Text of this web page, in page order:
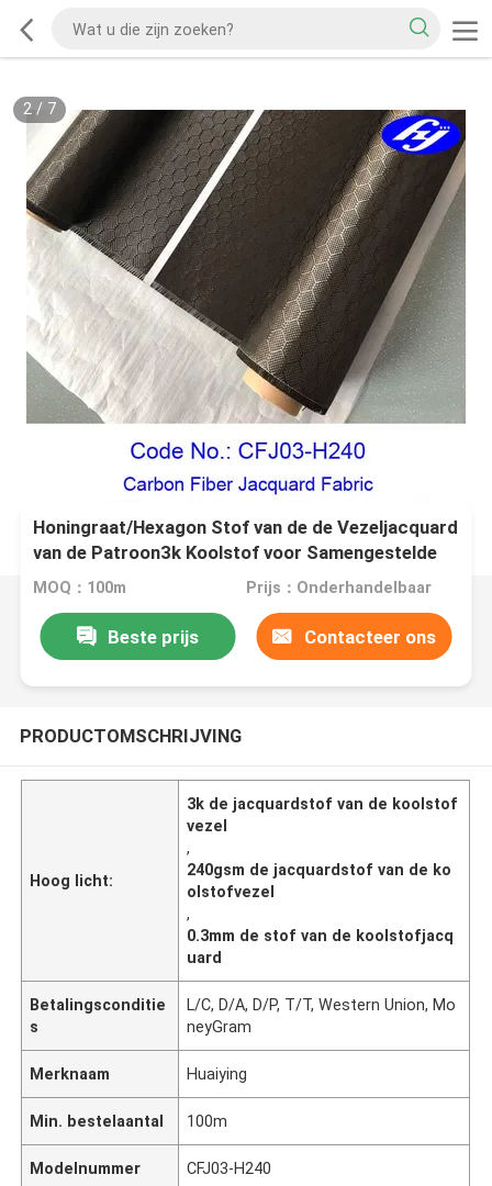
2/ 7
Honingraat/Hexagon Stof van de de Vezeljacquard
van de Patroon3k Koolstof voor Samengestelde
Delen
MOQ：100m Prijs：Onderhandelbaar
Beste prijs Contacteer ons
PRODUCTOMSCHRIJVING
Hoog licht:
3k de jacquardstof van de koolstof
vezel
,
240gsm de jacquardstof van de ko
olstofvezel
,
0.3mm de stof van de koolstofjacq
uard
Betalingsconditie
s
L/C, D/A, D/P, T/T, Western Union, Mo
neyGram
Merknaam Huaiying
Min. bestelaantal 100m
Modelnummer CFJ03-H240